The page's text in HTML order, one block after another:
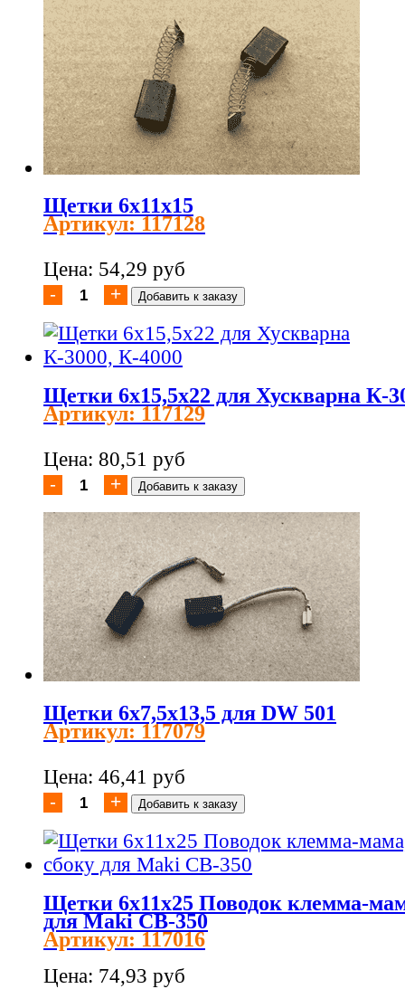
Щетки 6x11x15
Артикул: 117128
Цена: 54,29 руб
Щетки 6x15,5x22 для Хускварна К-
Артикул: 117129
Цена: 80,51 руб
Щетки 6x7,5x13,5 для DW 501
Артикул: 117079
Цена: 46,41 руб
Щетки 6х11х25 Поводок клемма-
для Maki CB-350
Артикул: 117016
Цена: 74,93 руб